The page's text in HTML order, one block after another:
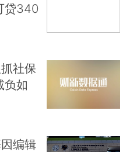
贷340
社保
负如
编辑